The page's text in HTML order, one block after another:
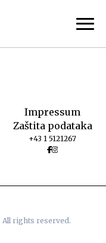
Impressum
Zaštita podataka
+43 1 5121267
All rights reserved.